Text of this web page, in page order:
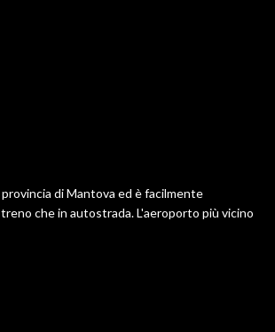
di Mantova ed è facilmente
che in autostrada. L'aeroporto più vicino